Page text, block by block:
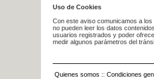
Uso de Cookies
Con este aviso comunicamos a
no pueden leer los datos
usuarios registrados y poder
medir algunos parámetros del
Quienes somos :: Condiciones